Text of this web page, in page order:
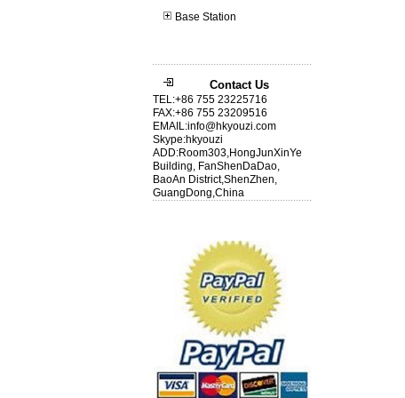
Base Station
Contact Us
TEL:+86 755 23225716
FAX:+86 755 23209516
EMAIL:info@hkyouzi.com
Skype:hkyouzi
ADD:Room303,HongJunXinYe
Building, FanShenDaDao,
BaoAn District,ShenZhen,
GuangDong,China